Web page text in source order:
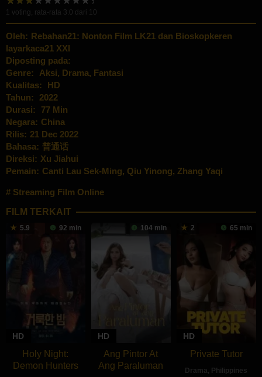
1 voting, rata-rata 3.0 dari 10
Oleh: Rebahan21: Nonton Film LK21 dan Bioskopkeren
layarkaca21 XXI
Diposting pada:
Genre:
Aksi, Drama, Fantasi
Kualitas:
HD
Tahun:
2022
Durasi:
77 Min
Negara: China
Rilis: 21 Dec 2022
Bahasa: 普通话
Direksi: Xu Jiahui
Pemain: Canti Lau Sek-Ming, Qiu Yinong, Zhang Yaqi
Streaming Film Online
FILM TERKAIT
5.9 92 min
HD
Holy Night:
Demon Hunters
104 min
HD
Ang Pintor At
Ang Paraluman
2 65 min
HD
Private Tutor
Drama, Philippines